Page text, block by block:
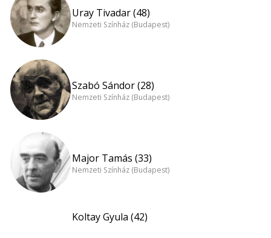
Uray Tivadar (48)
Nemzeti Színház (Budapest)
Szabó Sándor (28)
Nemzeti Színház (Budapest)
Major Tamás (33)
Nemzeti Színház (Budapest)
Koltay Gyula (42)